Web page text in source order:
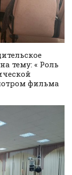
тему: « Роль
фильма